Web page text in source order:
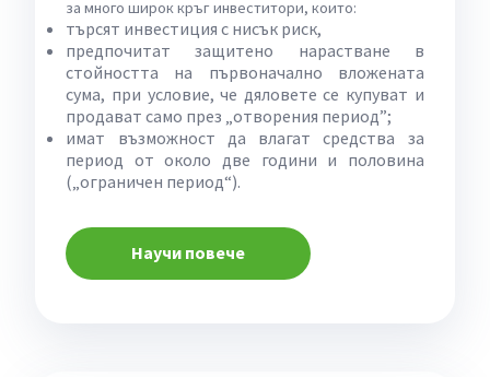
за много широк кръг инвеститори, които:
търсят инвестиция с нисък риск,
предпочитат защитено нарастване в
стойността на първоначално вложената
сума, при условие, че дяловете се купуват и
продават само през „отворения период”;
имат възможност да влагат средства за
период от около две години и половина
(„ограничен период“).
Научи повече